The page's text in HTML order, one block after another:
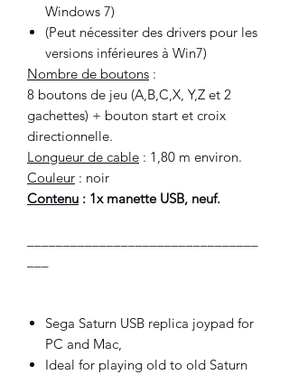
Windows 7)
(Peut nécessiter des drivers pour les
versions inférieures à Win7)
Nombre de boutons :
8 boutons de jeu (A,B,C,X, Y,Z et 2
gachettes) + bouton start et croix
directionnelle.
Longueur de cable : 1,80 m environ.
Couleur : noir
Contenu : 1x manette USB, neuf.
Sega Saturn USB replica joypad for
PC and Mac,
Ideal for playing old to old Saturn